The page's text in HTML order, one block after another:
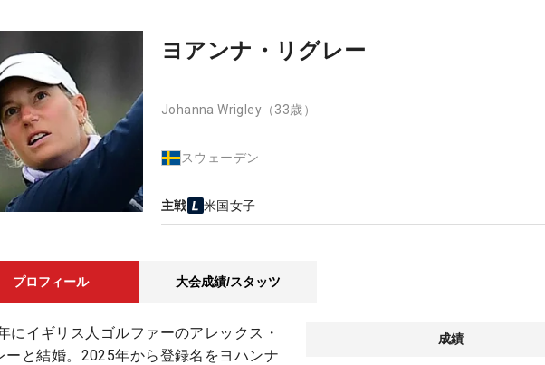
ヨアンナ・リグレー
Johanna Wrigley （33歳）
スウェーデン
主戦 米国女子
プロフィール 大会成績/スタッツ
成績
にイギリス人ゴルファーのアレックス・
ーと結婚。2025年から登録名をヨハンナ